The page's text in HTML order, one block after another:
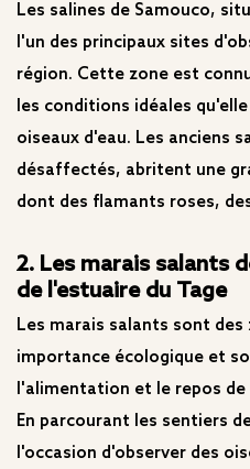
Les salines de Samouco,
l'un des principaux sites
région. Cette zone est
les conditions idéales
oiseaux d'eau. Les anciens
désaffectés, abritent une
dont des flamants roses,
2. Les marais salants
de l'estuaire du Tage
Les marais salants sont des
importance écologique et
l'alimentation et le repos
En parcourant les sentiers
l'occasion d'observer des